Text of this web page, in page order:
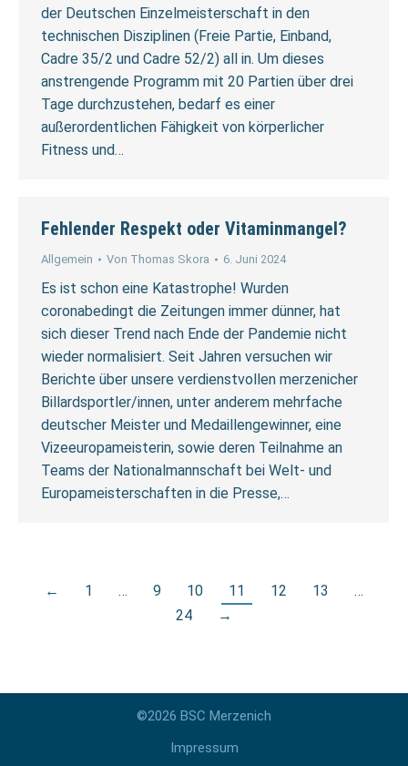
der Deutschen Einzelmeisterschaft in den
technischen Disziplinen (Freie Partie, Einband,
Cadre 35/2 und Cadre 52/2) all in. Um dieses
anstrengende Programm mit 20 Partien über drei
Tage durchzustehen, bedarf es einer
außerordentlichen Fähigkeit von körperlicher
Fitness und…
Fehlender Respekt oder Vitaminmangel?
Allgemein Von Thomas Skora 6. Juni 2024
Es ist schon eine Katastrophe! Wurden
coronabedingt die Zeitungen immer dünner, hat
sich dieser Trend nach Ende der Pandemie nicht
wieder normalisiert. Seit Jahren versuchen wir
Berichte über unsere verdienstvollen merzenicher
Billardsportler/innen, unter anderem mehrfache
deutscher Meister und Medaillengewinner, eine
Vizeeuropameisterin, sowie deren Teilnahme an
Teams der Nationalmannschaft bei Welt- und
Europameisterschaften in die Presse,…
← 1 … 9 10 11 12 13
…
24
→
©2026 BSC Merzenich
Impressum